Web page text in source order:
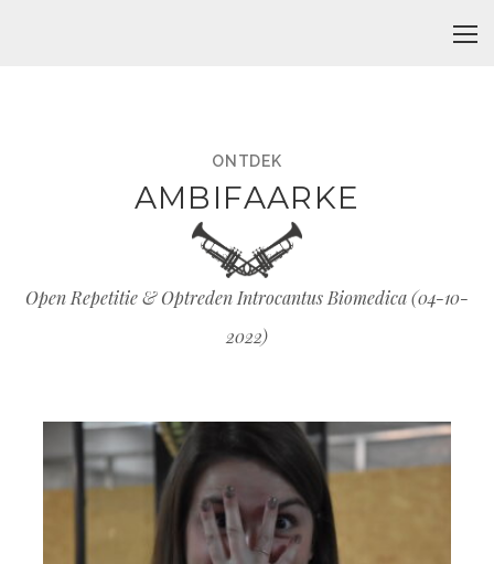
ONTDEK
AMBIFAARKE
Open Repetitie & Optreden Introcantus Biomedica (04-10-
2022)